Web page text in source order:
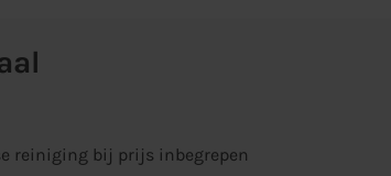
reiniging bij prijs inbegrepen